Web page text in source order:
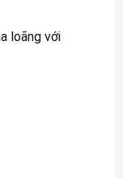
loãng với